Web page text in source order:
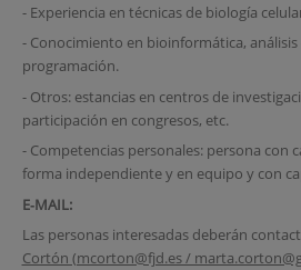
- Experiencia en técnicas de biología
- Conocimiento en bioinformática,
programación.
- Otros: estancias en centros de
participación en congresos, etc.
- Competencias personales: persona con
forma independiente y en equipo y con
E‐MAIL:
Las personas interesadas deberán
Cortón (mcorton@fjd.es /